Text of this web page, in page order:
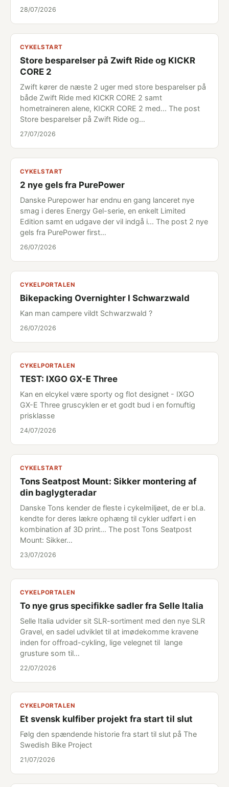
28/07/2026
CYKELSTART
Store besparelser på Zwift Ride og KICKR
CORE 2
Zwift kører de næste 2 uger med store besparelser på
både Zwift Ride med KICKR CORE 2 samt
hometraineren alene, KICKR CORE 2 med... The post
Store besparelser på Zwift Ride og…
27/07/2026
CYKELSTART
2 nye gels fra PurePower
Danske Purepower har endnu en gang lanceret nye
smag i deres Energy Gel-serie, en enkelt Limited
Edition samt en udgave der vil indgå i... The post 2 nye
gels fra PurePower first…
26/07/2026
CYKELPORTALEN
Bikepacking Overnighter I Schwarzwald
Kan man campere vildt Schwarzwald ?
26/07/2026
CYKELPORTALEN
TEST: IXGO GX-E Three
Kan en elcykel være sporty og flot designet - IXGO
GX-E Three gruscyklen er et godt bud i en fornuftig
prisklasse
24/07/2026
CYKELSTART
Tons Seatpost Mount: Sikker montering af
din baglygteradar
Danske Tons kender de fleste i cykelmiljøet, de er bl.a.
kendte for deres lækre ophæng til cykler udført i en
kombination af 3D print... The post Tons Seatpost
Mount: Sikker…
23/07/2026
CYKELPORTALEN
To nye grus specifikke sadler fra Selle Italia
Selle Italia udvider sit SLR-sortiment med den nye SLR
Gravel, en sadel udviklet til at imødekomme kravene
inden for offroad-cykling, lige velegnet til lange
grusture som til…
22/07/2026
CYKELPORTALEN
Et svensk kulfiber projekt fra start til slut
Følg den spændende historie fra start til slut på The
Swedish Bike Project
21/07/2026